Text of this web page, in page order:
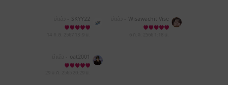
SKYY22
Wisawachit Vise
tdee
oat2001